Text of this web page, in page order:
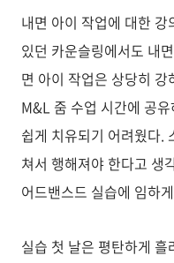
내면 아이 작업에 대한
있던 카운슬링에서도 내
면 아이 작업은 상당히
M&L 줌 수업 시간에 공
쉽게 치유되기 어려웠다.
쳐서 행해져야 한다고 생
어드밴스드 실습에 임하
실습 첫 날은 평탄하게